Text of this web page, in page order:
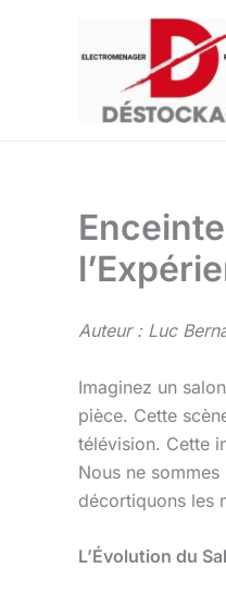
Auteur : Luc
Imaginez un
pièce. Cette
télévision. Cette
Nous ne
décortiquons les
L’Évolution du